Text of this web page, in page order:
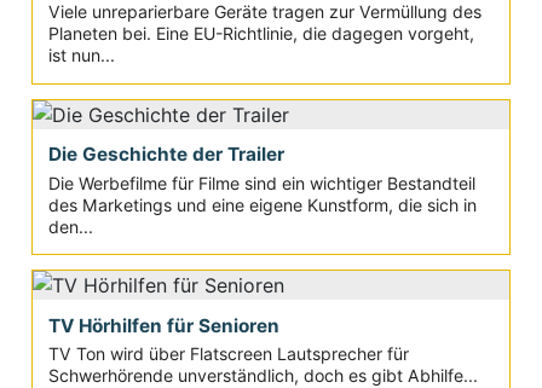
Viele unreparierbare Geräte tragen zur Vermüllung des
Planeten bei. Eine EU-Richtlinie, die dagegen vorgeht,
ist nun...
Die Geschichte der Trailer
Die Werbefilme für Filme sind ein wichtiger Bestandteil
des Marketings und eine eigene Kunstform, die sich in
den...
TV Hörhilfen für Senioren
TV Ton wird über Flatscreen Lautsprecher für
Schwerhörende unverständlich, doch es gibt Abhilfe...